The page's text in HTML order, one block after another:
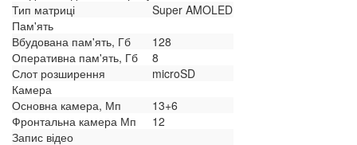
Тип матриці
Super AMOLED
Пам'ять
Вбудована пам'ять, Гб
128
Оперативна пам'ять, Гб
8
Слот розширення
microSD
Камера
Основна камера, Мп
13+6
Фронтальна камера Мп
12
Запис відео